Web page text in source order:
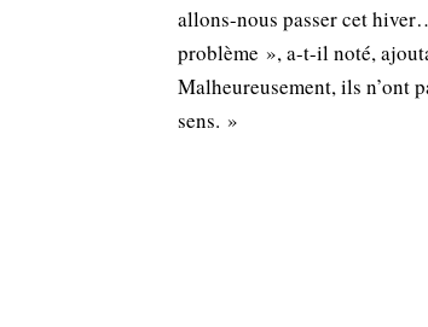
allons-nous passer cet
problème », a-t-il noté,
Malheureusement, ils n’ont
sens. »